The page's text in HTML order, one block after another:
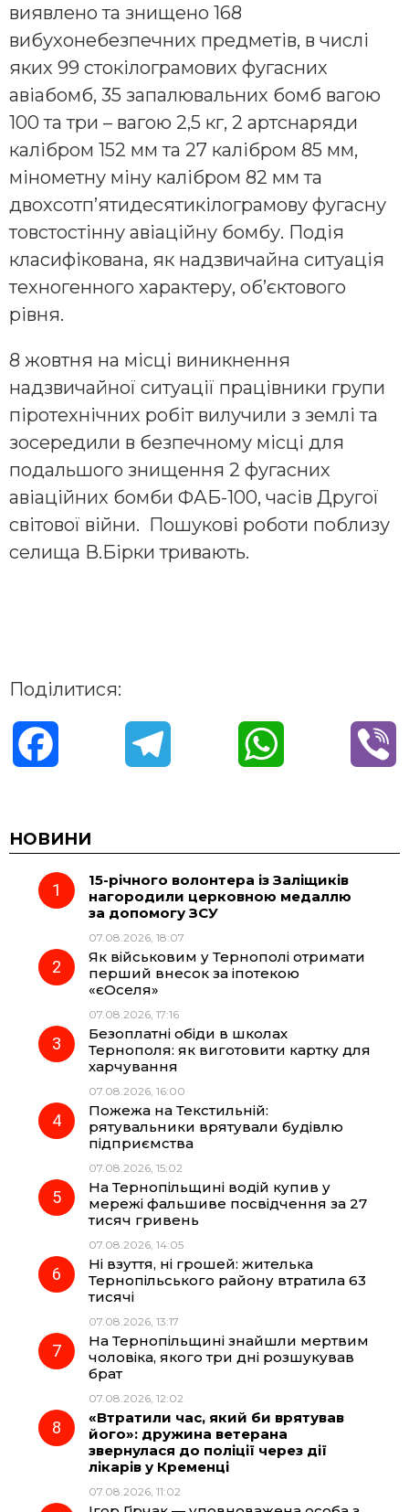
виявлено та знищено 168
вибухонебезпечних предметів, в числі
яких 99 стокілограмових фугасних
авіабомб, 35 запалювальних бомб вагою
100 та три – вагою 2,5 кг, 2 артснаряди
калібром 152 мм та 27 калібром 85 мм,
мінометну міну калібром 82 мм та
двохсотп’ятидесятикілограмову фугасну
товстостінну авіаційну бомбу. Подія
класифікована, як надзвичайна ситуація
техногенного характеру, об’єктового
рівня.
8 жовтня на місці виникнення
надзвичайної ситуації працівники групи
піротехнічних робіт вилучили з землі та
зосередили в безпечному місці для
подальшого знищення 2 фугасних
авіаційних бомби ФАБ-100, часів Другої
світової війни. Пошукові роботи поблизу
селища В.Бірки тривають.
Поділитися:
c
e
o
k
e
g
r
a
m
t
A
НОВИНИ
15-річного волонтера із Заліщиків
нагородили церковною медаллю
за допомогу ЗСУ
07.08.2026, 18:07
Як військовим у Тернополі отримати
перший внесок за іпотекою
«єОселя»
07.08.2026, 17:16
Безоплатні обіди в школах
Тернополя: як виготовити картку для
харчування
07.08.2026, 16:00
Пожежа на Текстильній:
рятувальники врятували будівлю
підприємства
07.08.2026, 15:02
На Тернопільщині водій купив у
мережі фальшиве посвідчення за 27
тисяч гривень
07.08.2026, 14:05
Ні взуття, ні грошей: жителька
Тернопільського району втратила 63
тисячі
07.08.2026, 13:17
На Тернопільщині знайшли мертвим
чоловіка, якого три дні розшукував
брат
07.08.2026, 12:02
«Втратили час, який би врятував
його»: дружина ветерана
звернулася до поліції через дії
лікарів у Кременці
07.08.2026, 11:02